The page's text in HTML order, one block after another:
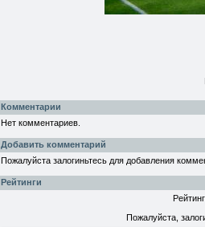
Комментарии
Нет комментариев.
Добавить комментарий
Пожалуйста залогиньтесь для добавления
Рейтинги
Пожалуйста,